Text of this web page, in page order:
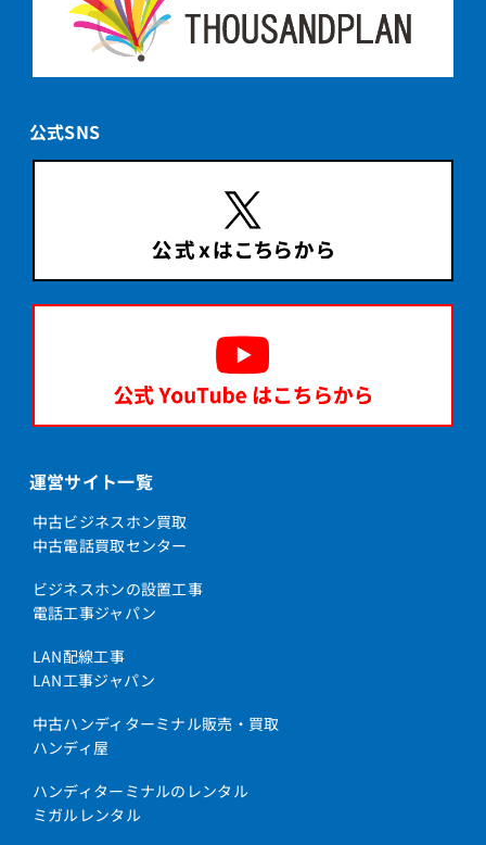
公式SNS
運営サイト一覧
中古ビジネスホン買取
中古電話買取センター
ビジネスホンの設置工事
電話工事ジャパン
LAN配線工事
LAN工事ジャパン
中古ハンディターミナル販売・買取
ハンディ屋
ハンディターミナルのレンタル
ミガルレンタル